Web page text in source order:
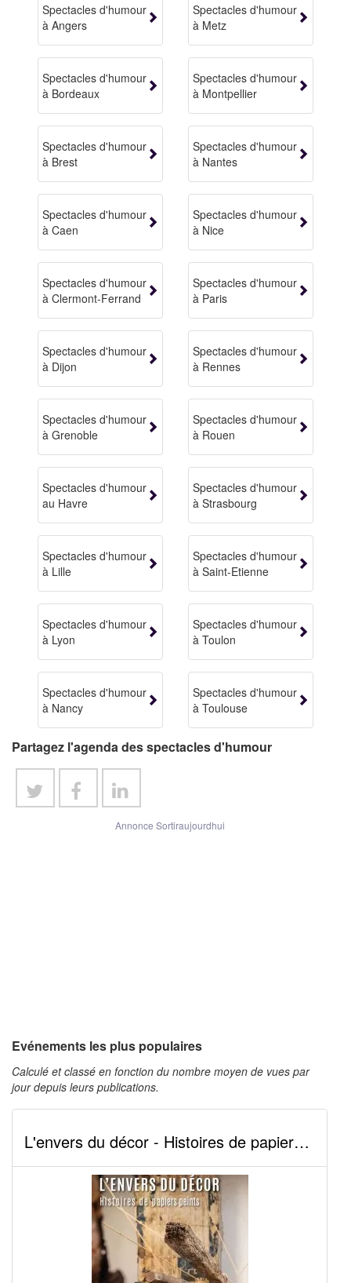
Spectacles d'humour
à Angers
Spectacles d'humour
à Bordeaux
Spectacles d'humour
à Brest
Spectacles d'humour
à Caen
Spectacles d'humour
à Clermont-Ferrand
Spectacles d'humour
à Dijon
Spectacles d'humour
à Grenoble
Spectacles d'humour
au Havre
Spectacles d'humour
à Lille
Spectacles d'humour
à Lyon
Spectacles d'humour
à Nancy
Spectacles d'humour
à Metz
Spectacles d'humour
à Montpellier
Spectacles d'humour
à Nantes
Spectacles d'humour
à Nice
Spectacles d'humour
à Paris
Spectacles d'humour
à Rennes
Spectacles d'humour
à Rouen
Spectacles d'humour
à Strasbourg
Spectacles d'humour
à Saint-Etienne
Spectacles d'humour
à Toulon
Spectacles d'humour
à Toulouse
Partagez l'agenda des spectacles d'humour
Annonce Sortiraujourdhui
Evénements les plus populaires
Calculé et classé en fonction du nombre moyen de vues par
jour depuis leurs publications.
L'envers du décor - Histoires de papiers peints